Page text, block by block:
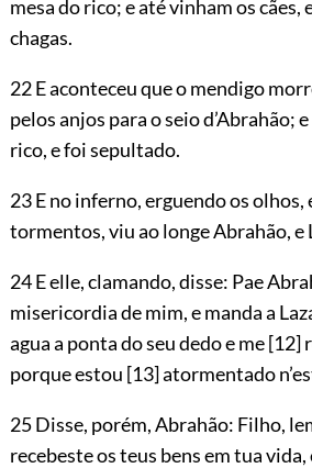
mesa do rico; e até vinham os cães,
chagas.
22 E aconteceu que o mendigo
pelos anjos para o seio d’Abrahão;
rico, e foi sepultado.
23 E no inferno, erguendo os olhos,
tormentos, viu ao longe Abrahão, e
24 E elle, clamando, disse: Pae
misericordia de mim, e manda a
agua a ponta do seu dedo e me[12]
porque estou [13]atormentado
25 Disse, porém, Abrahão: Filho,
recebeste os teus bens em tua